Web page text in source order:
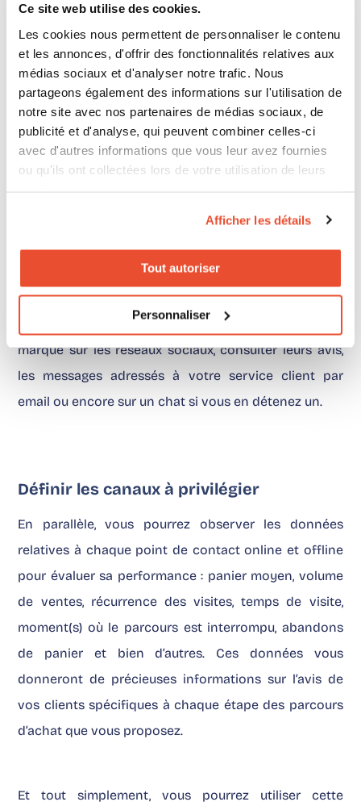
Ce site web utilise des cookies.
Les cookies nous permettent de personnaliser le contenu
et les annonces, d'offrir des fonctionnalités relatives aux
médias sociaux et d'analyser notre trafic. Nous
partageons également des informations sur l'utilisation de
notre site avec nos partenaires de médias sociaux, de
publicité et d'analyse, qui peuvent combiner celles-ci
avec d'autres informations que vous leur avez fournies
ou qu'ils ont collectées lors de votre utilisation de leurs
Afficher les détails
Tout autoriser
Personnaliser
Analyser vos parcours d’achat
Nous vous conseillons donc de commencer par lister
vos points de contact avec vos clients et de les
cartographier pour avoir une vision claire de vos
parcours d’achat. De cette manière, vous pourrez
définir à quel moment du parcours vous pourrez
sondages ou entretiens pour récolter leurs insights.
Ce qui vous aidera à identifier les points de contact à
privilégier pour une meilleure expérience client. Dans
la même logique, vous pouvez également surveiller
les commentaires des consommateurs relatifs à votre
marque sur les réseaux sociaux, consulter leurs avis,
les messages adressés à votre service client par
email ou encore sur un chat si vous en détenez un.
Définir les canaux à privilégier
En parallèle, vous pourrez observer les données
relatives à chaque point de contact online et offline
pour évaluer sa performance : panier moyen, volume
de ventes, récurrence des visites, temps de visite,
moment(s) où le parcours est interrompu, abandons
de panier et bien d’autres. Ces données vous
donneront de précieuses informations sur l’avis de
vos clients spécifiques à chaque étape des parcours
d’achat que vous proposez.
Et tout simplement, vous pourrez utiliser cette